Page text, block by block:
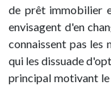
de prêt immobilier
envisagent d'en
connaissent pas les
qui les dissuade
principal motivant le